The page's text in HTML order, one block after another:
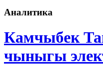
Аналитика
Камчыбек
чыныгы